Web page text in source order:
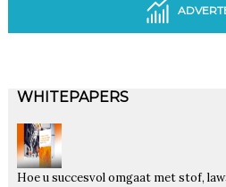
WHITEPAPERS
Hoe u succesvol omgaat met stof,